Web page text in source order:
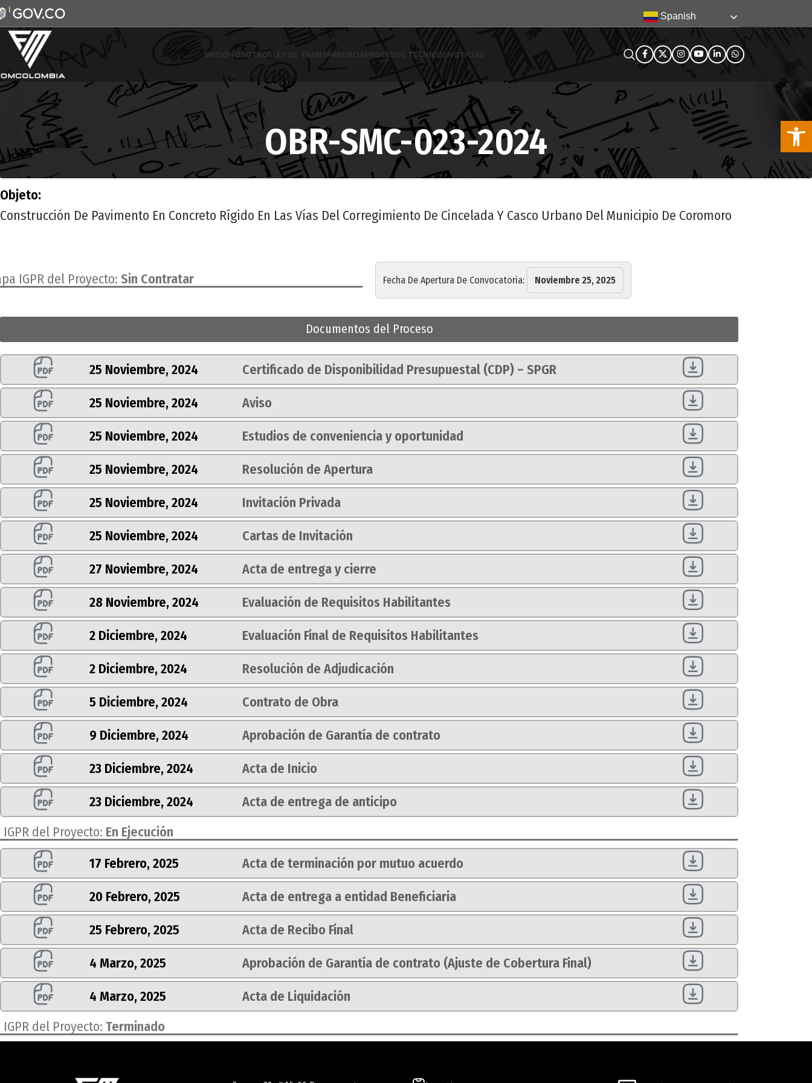
Abra
Spanish
INICIONOSOTROS LEY DE TRANSPARENCIA PROCESOS TÉCNICOSNOTICIAS
OBR-SMC-023-2024
Objeto:
Construcción De Pavimento En Concreto Rígido En Las Vías Del Corregimiento De Cincelada Y Casco Urbano Del Municipio De Coromoro
IGPR del Proyecto: Sin Contratar Fecha De Apertura De Convocatoria: Noviembre 25, 2025
Documentos del Proceso
25 Noviembre, 2024 Certificado de Disponibilidad Presupuestal (CDP) – SPGR
25 Noviembre, 2024 Aviso
25 Noviembre, 2024 Estudios de conveniencia y oportunidad
25 Noviembre, 2024 Resolución de Apertura
25 Noviembre, 2024 Invitación Privada
25 Noviembre, 2024 Cartas de Invitación
27 Noviembre, 2024 Acta de entrega y cierre
28 Noviembre, 2024 Evaluación de Requisitos Habilitantes
2 Diciembre, 2024 Evaluación Final de Requisitos Habilitantes
2 Diciembre, 2024 Resolución de Adjudicación
5 Diciembre, 2024 Contrato de Obra
9 Diciembre, 2024 Aprobación de Garantía de contrato
23 Diciembre, 2024 Acta de Inicio
23 Diciembre, 2024
Acta de entrega de anticipo
del Proyecto: En Ejecución
17 Febrero, 2025
Acta de terminación por mutuo acuerdo
20 Febrero, 2025 Acta de entrega a entidad Beneficiaria
25 Febrero, 2025 Acta de Recibo Final
4 Marzo, 2025 Aprobación de Garantía de contrato (Ajuste de Cobertura Final)
4 Marzo, 2025
Acta de Liquidación
del Proyecto: Terminado